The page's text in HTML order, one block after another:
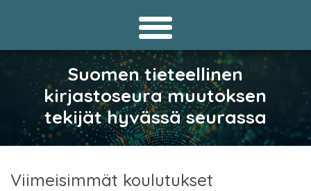
Suomen tieteellinen
kirjastoseura muutoksen
tekijät hyvässä seurassa
Viimeisimmät koulutukset